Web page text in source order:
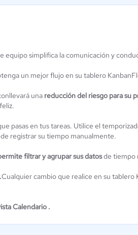
0 / 5
e-
equipo simplifica la comunicación y
un mejor flujo en su tablero
una reducción del riesgo para su
pasas en tus tareas. Utilice el
registrar su tiempo manualmente.
filtrar y agrupar sus datosde tiempo
Cualquier cambio que realice en su
Calendario .